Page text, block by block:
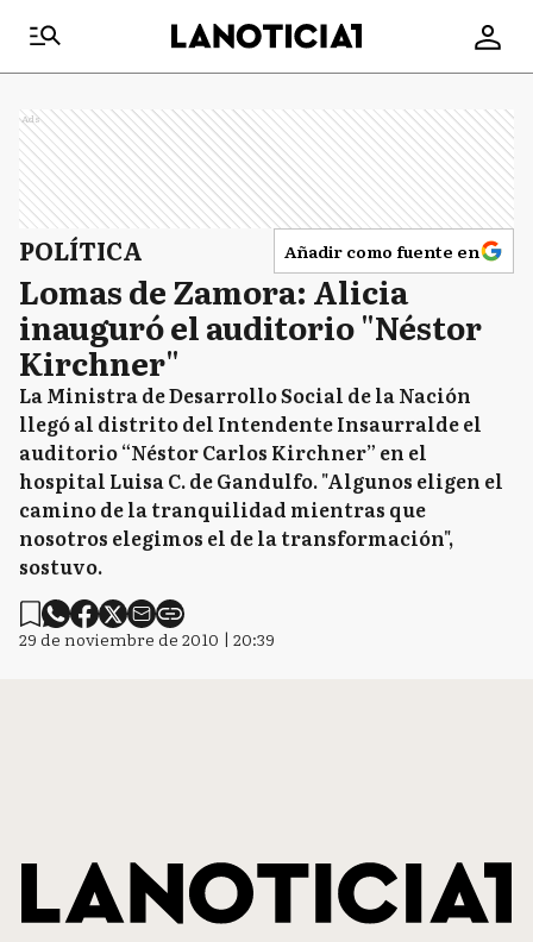
Ads
POLÍTICA Añadir como fuente en
Lomas de Zamora: Alicia
inauguró el auditorio "Néstor
Kirchner"
La Ministra de Desarrollo Social de la Nación
llegó al distrito del Intendente Insaurralde el
auditorio “Néstor Carlos Kirchner” en el
hospital Luisa C. de Gandulfo. "Algunos eligen el
camino de la tranquilidad mientras que
nosotros elegimos el de la transformación",
sostuvo.
29 de noviembre de 2010 | 20:39